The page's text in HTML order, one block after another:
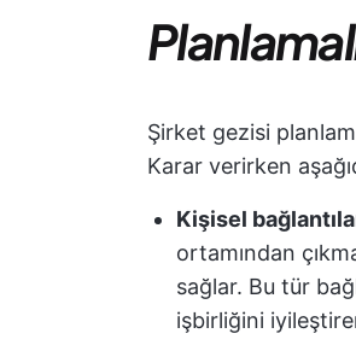
Şirket gezisi
Karar verirken
Kişisel
ortamından
sağlar. Bu tür
işbirliğini